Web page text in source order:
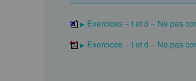
Exercices – t et d – Ne pas
Exercices – t et d – Ne pas